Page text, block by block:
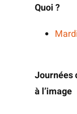
Quoi ?
Jour­nées
à l’image